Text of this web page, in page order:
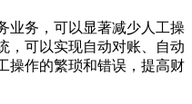
业务，可以显著减少人工操
，可以实现自动对账、自动
操作的繁琐和错误，提高财